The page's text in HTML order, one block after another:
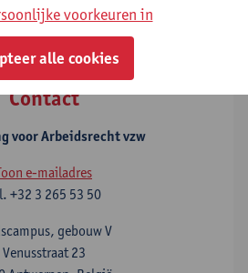
onze nieuwsbrieven
Contact
voor Arbeidsrecht vzw
e-mailadres
+32 3 265 53 50
gebouw V
Venusstraat 23
voorkeuren in
alle cookies